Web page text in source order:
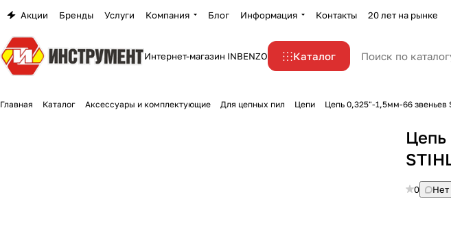
Акции Бренды Услуги Компания Блог Информация Контакты 20 лет на рынке
Интернет-магазин INBENZO Каталог
Главная Каталог Аксессуары и комплектующие Для цепных пил Цепи Цепь 0,325"-1,5мм-66 звеньев
Цепь
0 Нет